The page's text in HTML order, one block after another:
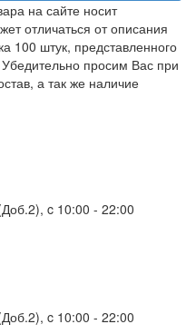
на сайте носит
отличаться от описания
100 штук, представленного
просим Вас при
а так же наличие
c 10:00 - 22:00
c 10:00 - 22:00